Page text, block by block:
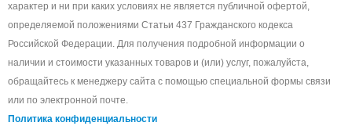
характер и ни при каких условиях не является публичной офертой,
определяемой положениями Статьи 437 Гражданского кодекса
Российской Федерации. Для получения подробной информации о
наличии и стоимости указанных товаров и (или) услуг, пожалуйста,
обращайтесь к менеджеру сайта с помощью специальной формы связи
или по электронной почте.
Политика конфиденциальности